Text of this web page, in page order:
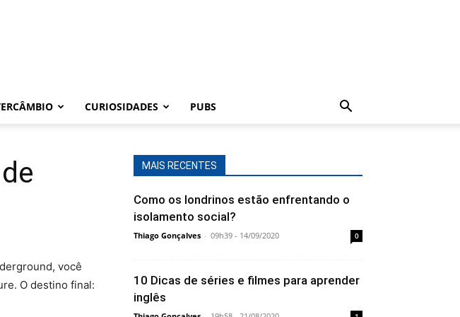
CURIOSIDADES PUBS
você
O destino final:
MAIS RECENTES
Como os londrinos estão enfrentando o
isolamento social?
Thiago Gonçalves - 09h39 - 14/09/2020 0
10 Dicas de séries e filmes para aprender
inglês